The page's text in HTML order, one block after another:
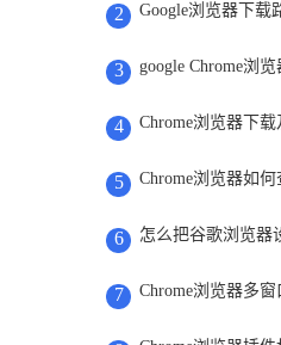
2 Google浏览器下载
3 google Chrome浏
4 Chrome浏览器下
5 Chrome浏览器如
6 怎么把谷歌浏览器
7 Chrome浏览器多